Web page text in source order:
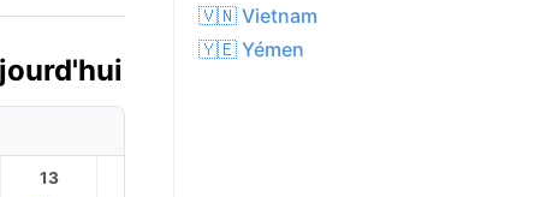
13
🇻🇳 Vietnam
🇾🇪 Yémen